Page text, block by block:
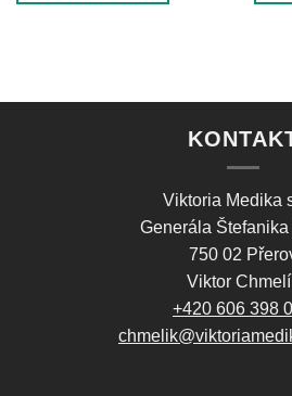
Viktoria Medika
Generála
750 02
Viktor
+420 606 398